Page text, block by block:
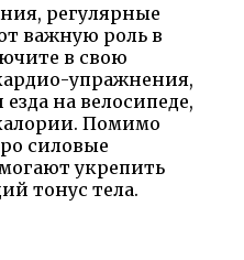
регулярные
важную роль в
в свою
упражнения,
на велосипеде,
Помимо
силовые
укрепить
тонус тела.